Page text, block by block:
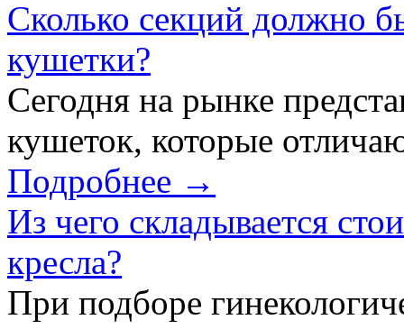
Сколько секций должно
кушетки?
Сегодня на рынке
кушеток, которые
Подробнее →
Из чего складывается
кресла?
При подборе